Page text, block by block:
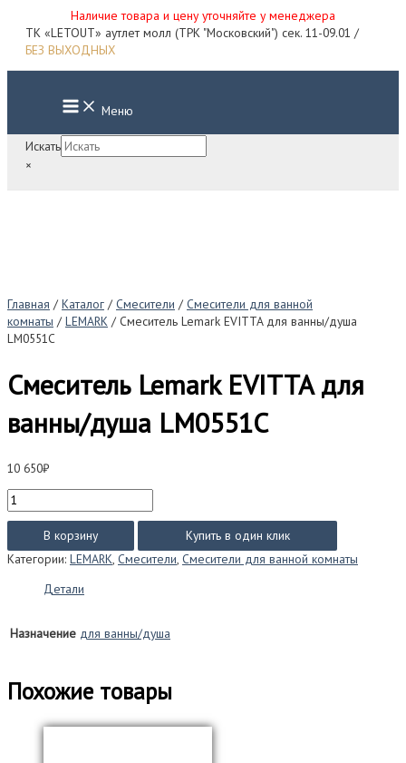
Наличие товара и цену уточняйте у менеджера
Перейти
ТК «LETOUT» аутлет молл (ТРК "Московский") сек. 11-09.01 /
БЕЗ ВЫХОДНЫХ
Main
Menu Меню
Искать
×
Главная / Каталог / Смесители / Смесители для ванной
комнаты / LEMARK / Смеситель Lemark EVITTA для ванны/душа
LM0551C
Смеситель Lemark EVITTA для
ванны/душа LM0551C
10 650₽
Количество
товара
Смеситель
Lemark
EVITTA
LM0551C
В корзину
Купить в один клик
Категории: LEMARK, Смесители, Смесители для ванной комнаты
Детали
Назначение для ванны/душа
Похожие товары